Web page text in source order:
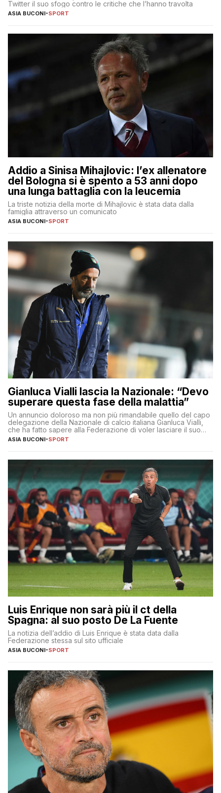
Twitter il suo sfogo contro le critiche che l’hanno travolta
ASIA BUCONI-SPORT
Addio a Sinisa Mihajlovic: l’ex allenatore
del Bologna si è spento a 53 anni dopo
una lunga battaglia con la leucemia
La triste notizia della morte di Mihajlovic è stata data dalla
famiglia attraverso un comunicato
ASIA BUCONI-SPORT
Gianluca Vialli lascia la Nazionale: “Devo
superare questa fase della malattia”
Un annuncio doloroso ma non più rimandabile quello del capo
delegazione della Nazionale di calcio italiana Gianluca Vialli,
che ha fatto sapere alla Federazione di voler lasciare il suo
incarico a causa della malattia di cui soffre, un tumore al
ASIA BUCONI-SPORT
Luis Enrique non sarà più il ct della
Spagna: al suo posto De La Fuente
La notizia dell’addio di Luis Enrique è stata data dalla
Federazione stessa sul sito ufficiale
ASIA BUCONI-SPORT